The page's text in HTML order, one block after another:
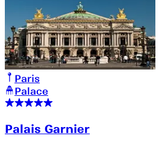
Paris
Palace
Palais Garnier